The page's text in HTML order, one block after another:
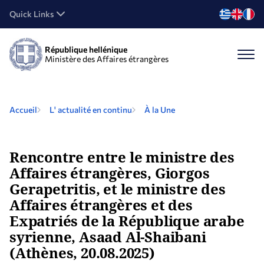
Quick Links
République hellénique
Ministère des Affaires étrangères
Accueil L' actualité en continu À la Une
Rencontre entre le ministre des
Affaires étrangères, Giorgos
Gerapetritis, et le ministre des
Affaires étrangères et des
Expatriés de la République arabe
syrienne, Asaad Al-Shaibani
(Athènes, 20.08.2025)